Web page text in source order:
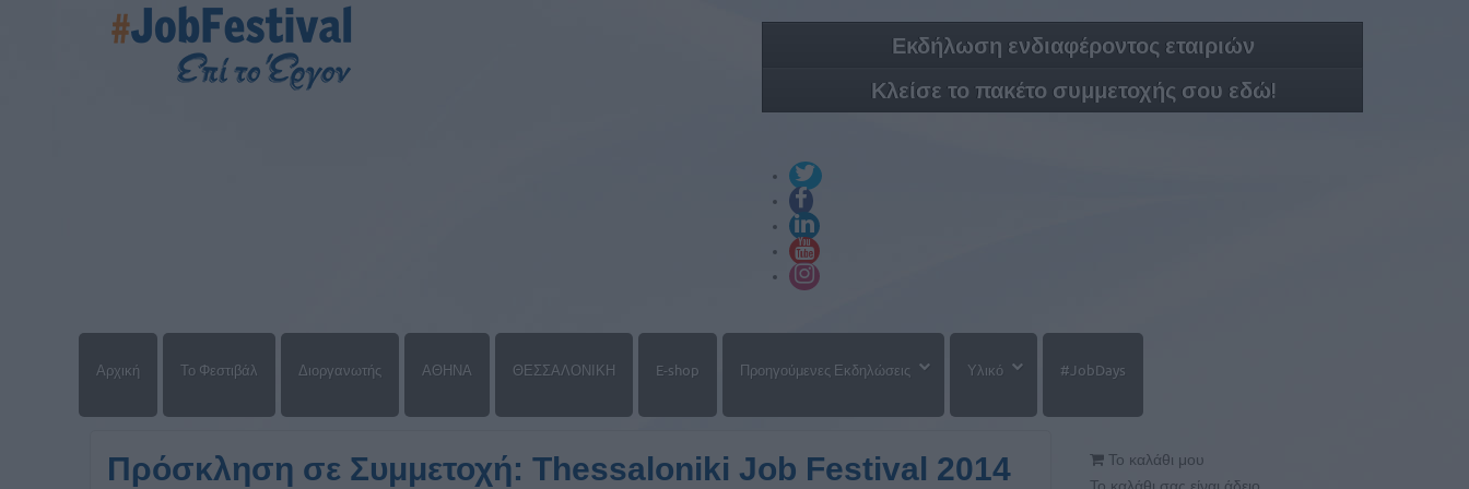
Εκδήλωση ενδιαφέροντος εταιριών
Κλείσε το πακέτο συμμετοχής σου εδώ!
Αρχική Το Φεστιβάλ Διοργανωτής ΑΘΗΝΑ ΘΕΣΣΑΛΟΝΙΚΗ E-shop Προηγούμενες Εκδηλώσεις Υλικό #JobDays
Πρόσκληση σε Συμμετοχή: Thessaloniki Job Festival 2014
Το καλάθι μου